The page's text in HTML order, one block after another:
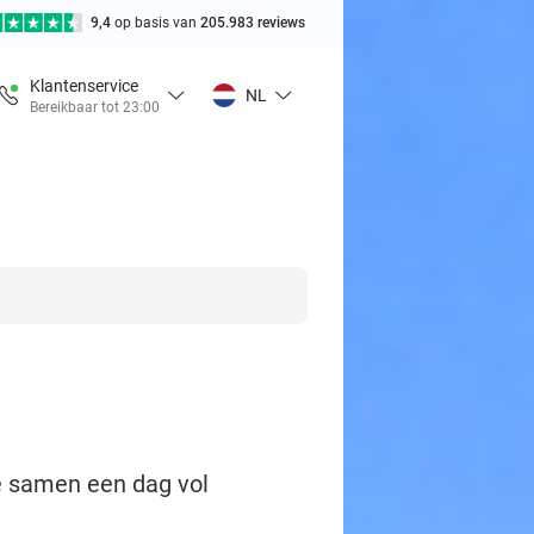
9,4 op basis van 205.983 reviews
Klantenservice
Bereikbaar tot 23:00
NL
een dag vol